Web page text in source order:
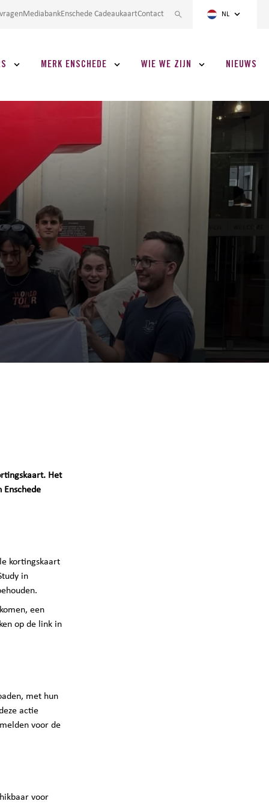
MediabankEnschede CadeaukaartContact NL
MERK ENSCHEDE WIE WE ZIJN NIEUWS
Het
Enschede
kortingskaart
in
een
op de link in
met hun
actie
voor de
voor